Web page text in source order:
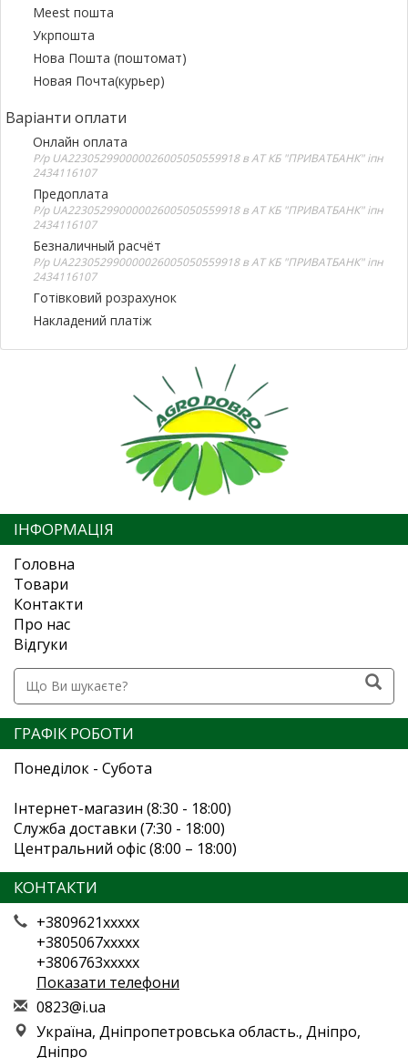
Meest пошта
Укрпошта
Нова Пошта (поштомат)
Новая Почта(курьер)
Варіанти оплати
Онлайн оплата
Р/р UA223052990000026005050559918 в АТ КБ "ПРИВАТБАНК" іпн
2434116107
Предоплата
Р/р UA223052990000026005050559918 в АТ КБ "ПРИВАТБАНК" іпн
2434116107
Безналичный расчёт
Р/р UA223052990000026005050559918 в АТ КБ "ПРИВАТБАНК" іпн
2434116107
Готівковий розрахунок
Накладений платіж
ІНФОРМАЦІЯ
Головна
Товари
Контакти
Про нас
Відгуки
ГРАФІК РОБОТИ
Понеділок - Субота
Інтернет-магазин (8:30 - 18:00)
Служба доставки (7:30 - 18:00)
Центральний офіс (8:00 – 18:00)
КОНТАКТИ
+3809621xxxxx
+3805067xxxxx
+3806763xxxxx
Показати телефони
0823@i.ua
Україна, Дніпропетровська область., Дніпро,
Дніпро